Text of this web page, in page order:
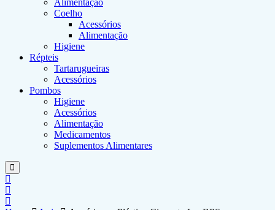
Alimentação
Coelho
Acessórios
Alimentação
Higiene
Répteis
Tartarugueiras
Acessórios
Pombos
Higiene
Acessórios
Alimentação
Medicamentos
Suplementos Alimentares